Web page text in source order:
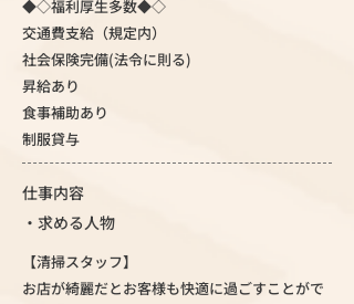
◆◇福利厚生多数◆◇
交通費支給（規定内）
社会保険完備(法令に則る)
昇給あり
食事補助あり
制服貸与
仕事内容
・求める人物
【清掃スタッフ】
お店が綺麗だとお客様も快適に過ごすことがで